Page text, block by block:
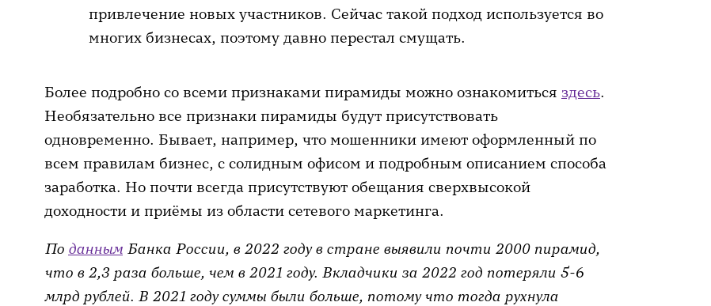
привлечение новых участников. Сейчас такой подход используется во
многих бизнесах, поэтому давно перестал смущать.
Более подробно со всеми признаками пирамиды можно ознакомиться здесь.
Необязательно все признаки пирамиды будут присутствовать
одновременно. Бывает, например, что мошенники имеют оформленный по
всем правилам бизнес, с солидным офисом и подробным описанием способа
заработка. Но почти всегда присутствуют обещания сверхвысокой
доходности и приёмы из области сетевого маркетинга.
По данным Банка России, в 2022 году в стране выявили почти 2000 пирамид,
что в 2,3 раза больше, чем в 2021 году. Вкладчики за 2022 год потеряли 5-6
млрд рублей. В 2021 году суммы были больше, потому что тогда рухнула